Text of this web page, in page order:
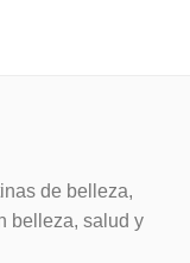
de belleza,
belleza, salud y